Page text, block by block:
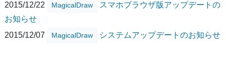
2015/12/22 MagicalDraw
スマホブラウザ版アップデートの
お知らせ
2015/12/07
MagicalDraw システムアップデートのお知らせ